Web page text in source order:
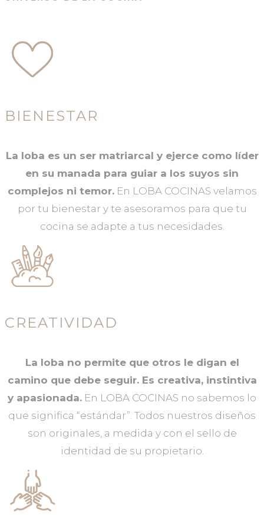
BIENESTAR
La loba es un ser matriarcal y ejerce como líder
en su manada para guiar a los suyos sin
complejos ni temor.En LOBA COCINAS velamos
por tu bienestar y te asesoramos para que tu
cocina se adapte a tus necesidades.
CREATIVIDAD
La loba no permite que otros le digan el
camino que debe seguir. Es creativa, instintiva
y apasionada. En LOBA COCINAS no sabemos lo
que significa “estándar”. Todos nuestros diseños
son originales, a medida y con el sello de
identidad de su propietario.